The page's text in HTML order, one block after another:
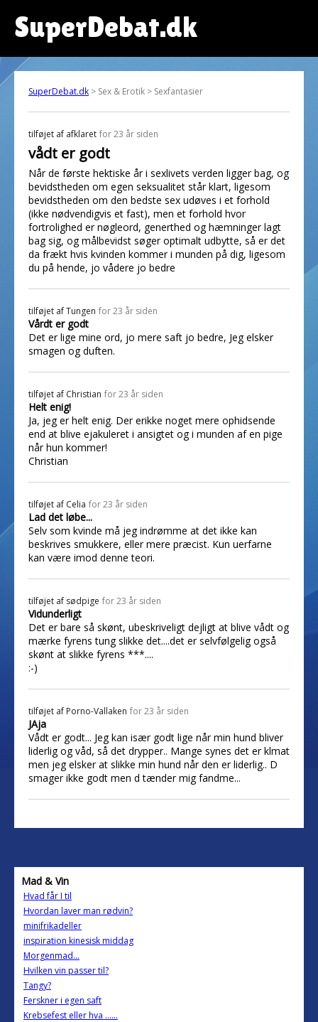
SuperDebat.dk
SuperDebat.dk > Sex & Erotik > Sexfantasier
tilføjet af afklaret for 23 år siden
vådt er godt
Når de første hektiske år i sexlivets verden ligger bag, og
bevidstheden om egen seksualitet står klart, ligesom
bevidstheden om den bedste sex udøves i et forhold
(ikke nødvendigvis et fast), men et forhold hvor
fortrolighed er nøgleord, generthed og hæmninger lagt
bag sig, og målbevidst søger optimalt udbytte, så er det
da frækt hvis kvinden kommer i munden på dig, ligesom
du på hende, jo vådere jo bedre
tilføjet afTungen for 23 år siden
Vårdt er godt
Det er lige mine ord, jo mere saft jo bedre, Jeg elsker
smagen og duften.
tilføjet af Christian for 23 år siden
Helt enig!
Ja, jeg er helt enig. Der erikke noget mere ophidsende
end at blive ejakuleret i ansigtet og i munden af en pige
når hun kommer!
Christian
tilføjet af Celia for 23 år siden
Lad det løbe...
Selv som kvinde må jeg indrømme at det ikke kan
beskrives smukkere, eller mere præcist. Kun uerfarne
kan være imod denne teori.
tilføjet af sødpige for 23 år siden
Vidunderligt
Det er bare så skønt, ubeskriveligt dejligt at blive vådt og
mærke fyrens tung slikke det....det er selvfølgelig også
skønt at slikke fyrens ***....
:-)
tilføjet af Porno-Vallaken for 23 år siden
JAja
Vådt er godt... Jeg kan især godt lige når min hund bliver
liderlig og våd, så det drypper.. Mange synes det er klmat
men jeg elsker at slikke min hund når den er liderlig.. D
smager ikke godt men d tænder mig fandme...
Mad & Vin
Hvad får I til
Hvordan laver man rødvin?
minifrikadeller
inspiration kinesisk middag
Morgenmad...
Hvilken vin passer til?
Tangy?
Ferskner i egen saft
Krebsefest eller hva ......